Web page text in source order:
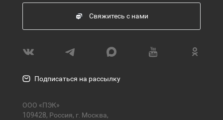
Свяжитесь с нами
Подписаться на рассылку
ООО «ПЭК»
109428, Россия, г. Москва,